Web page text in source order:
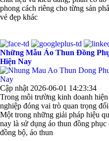
phong cách riêng cho từng sản
vẻ đẹp khác
Những Mẫu Áo Thun Đồng
Hiện Nay
Cập nhật 2026-06-01 14:23:34
Trong môi trường kinh doanh
nghiệp đóng vai trò quan trọng
Một trong những giải pháp hiệu
nay là sử dụng áo thun đồng
đồng bộ, áo thun